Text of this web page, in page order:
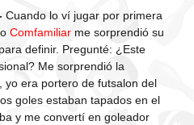
Cuando lo ví jugar por primera
Comfamiliarme sorprendió su
definir. Pregunté: ¿Este
Me sorprendió la
yo era portero de futsalon del
goles estaban tapados en el
y me convertí en goleador